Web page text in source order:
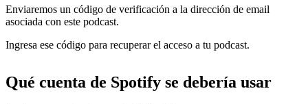
Enviaremos un código de verificación a la dirección de email
asociada con este podcast.
Ingresa ese código para recuperar el acceso a tu podcast.
Qué cuenta de Spotify se debería usar